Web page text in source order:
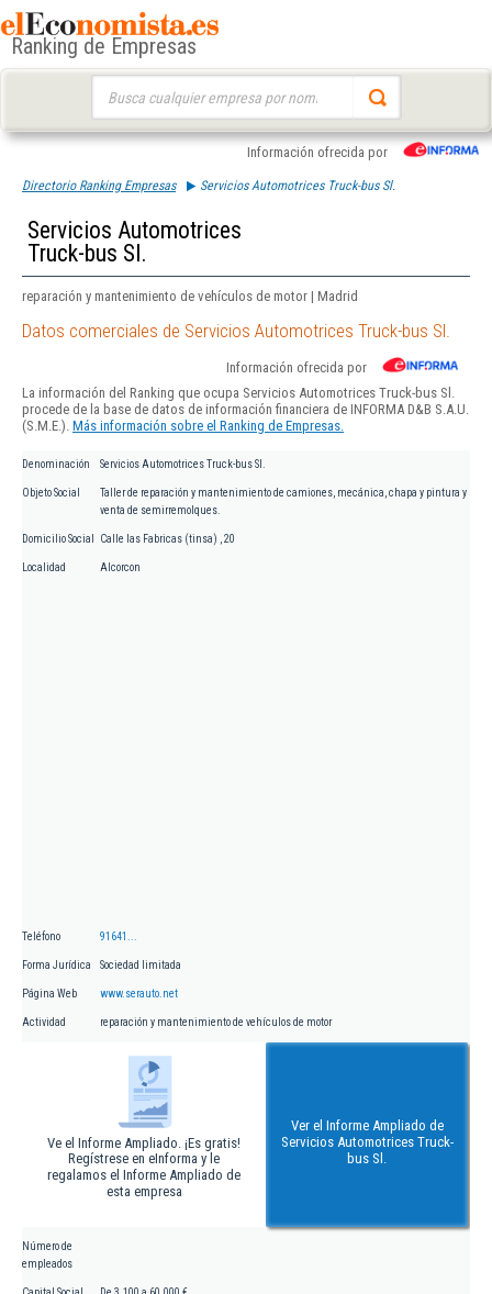
Ranking de Empresas
Información ofrecida por
Directorio Ranking Empresas Servicios Automotrices Truck-bus Sl.
Servicios Automotrices
Truck-bus Sl.
reparación y mantenimiento de vehículos de motor | Madrid
Datos comerciales de Servicios Automotrices Truck-bus Sl.
Información ofrecida por
La información del Ranking que ocupa Servicios Automotrices Truck-bus Sl.
procede de la base de datos de información financiera de INFORMA D&B S.A.U.
(S.M.E.). Más información sobre el Ranking de Empresas.
Denominación Servicios Automotrices Truck-bus Sl.
Objeto Social
Taller de reparación y mantenimiento de camiones, mecánica, chapa y pintura y
venta de semirremolques.
Domicilio Social Calle las Fabricas (tinsa) , 20
Localidad Alcorcon
Teléfono 91641...
Forma Jurídica Sociedad limitada
Página Web www.serauto.net
Actividad reparación y mantenimiento de vehículos de motor
Ve el Informe Ampliado. ¡Es gratis!
Regístrese en eInforma y le
regalamos el Informe Ampliado de
esta empresa
Ver el Informe Ampliado de
Servicios Automotrices Truck-
bus Sl.
Número de
empleados